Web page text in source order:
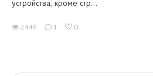
устройства, кроме стр...
2446 1 0